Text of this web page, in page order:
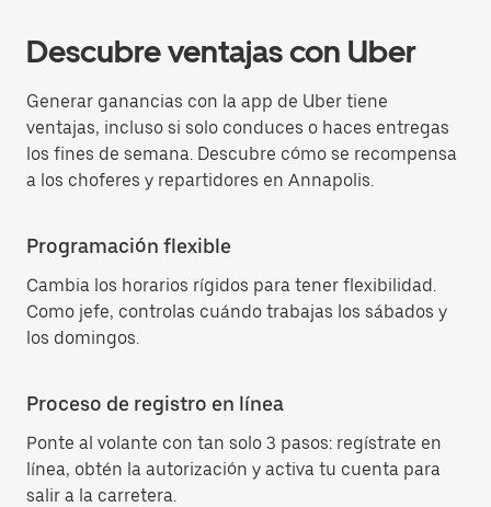
Descubre ventajas con Uber
Generar ganancias con la app de Uber tiene
ventajas, incluso si solo conduces o haces entregas
los fines de semana. Descubre cómo se recompensa
a los choferes y repartidores en Annapolis.
Programación flexible
Cambia los horarios rígidos para tener flexibilidad.
Como jefe, controlas cuándo trabajas los sábados y
los domingos.
Proceso de registro en línea
Ponte al volante con tan solo 3 pasos: regístrate en
línea, obtén la autorización y activa tu cuenta para
salir a la carretera.